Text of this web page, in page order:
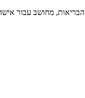
מחושב עבור אישה